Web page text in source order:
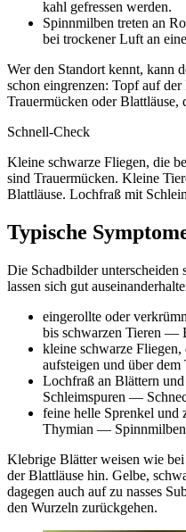
kahl gefressen werden.
Spinnmilben treten an
bei trockener Luft an
Wer den Standort kennt, kann
schon eingrenzen: Topf auf der
Trauermücken oder Blattläuse,
Schnell-Check
Kleine schwarze Fliegen, die
sind Trauermücken. Kleine
Blattläuse. Lochfraß mit
Typische
Die Schadbilder unterscheiden
lassen sich gut
eingerollte oder
bis schwarzen Tieren —
kleine schwarze
aufsteigen und über
Lochfraß an Blättern
Schleimspuren —
feine helle Sprenkel und
Thymian — Spinnmilben
Klebrige Blätter weisen wie
der Blattläuse hin. Gelbe,
dagegen auch auf zu nasses
den Wurzeln zurückgehen.